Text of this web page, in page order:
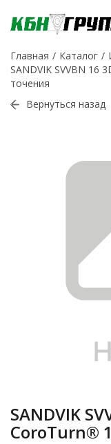
Главная Каталог
SANDVIK SVVBN 16
точения
Вернуться назад
SANDVIK
CoroTurn®